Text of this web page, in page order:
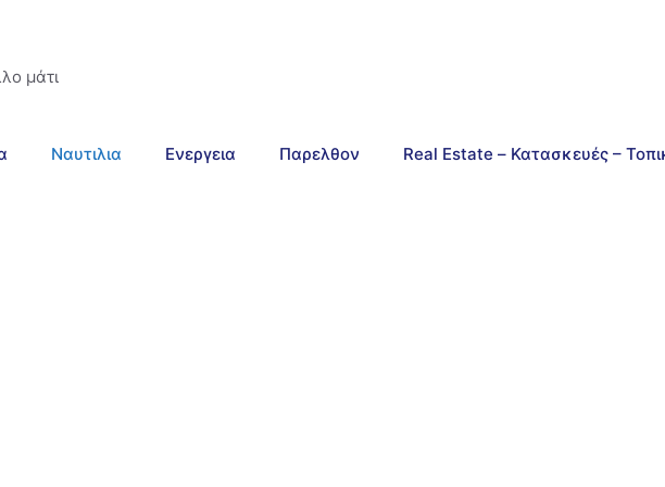
μάτι
Ναυτιλια Ενεργεια Παρελθον Real Estate – Κατασκευές –